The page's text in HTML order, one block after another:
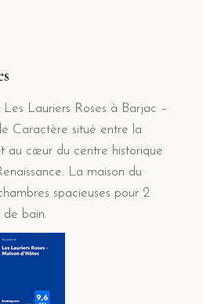
Les Lauriers Roses à Barjac –
Caractère situé entre la
au cœur du centre historique
La maison du
spacieuses pour 2
de bain.